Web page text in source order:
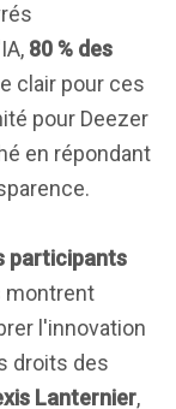
80 % des
clair pour ces
pour Deezer
en répondant
participants
montrent
l'innovation
droits des
Lanternier,